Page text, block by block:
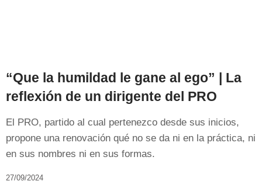
“Que la humildad le gane al ego” | La
reflexión de un dirigente del PRO
El PRO, partido al cual pertenezco desde sus inicios,
propone una renovación qué no se da ni en la práctica, ni
en sus nombres ni en sus formas.
27/09/2024